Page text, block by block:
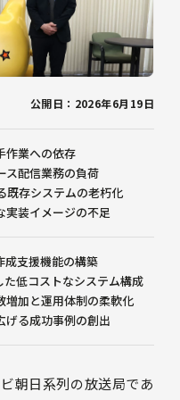
公開日：2026年6月19日
作業への依存
ス配信業務の負荷
既存システムの老朽化
実装イメージの不足
成支援機能の構築
低コストなシステム構成
増加と運用体制の柔軟化
げる成功事例の創出
朝日系列の放送局であ